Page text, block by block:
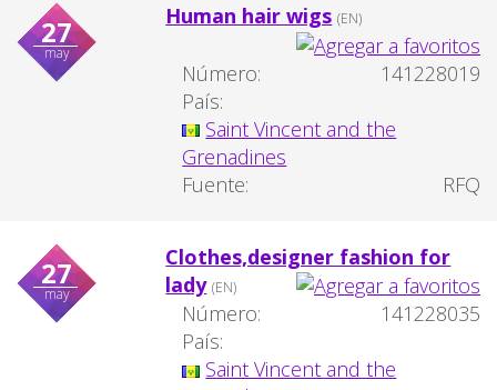
27
may
Human hair wigs (EN)
Número:
141228019
País:
Saint Vincent and the
Grenadines
Fuente:
RFQ
27
may
Clothes,designer fashion for
lady (EN)
Número:
141228035
País:
Saint Vincent and the